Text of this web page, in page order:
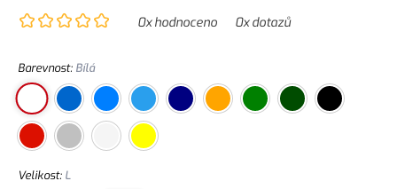
0x hodnoceno 0x dotazů
Barevnost: Bílá
Velikost: L